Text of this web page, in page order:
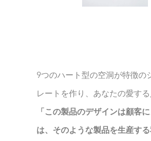
9つのハート型の空洞が特徴の
レートを作り、あなたの愛す
「この製品のデザインは顧客
は、そのような製品を生産す